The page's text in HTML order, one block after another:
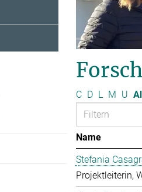
C D L M U
Name
Stefania
Projektleiterin,